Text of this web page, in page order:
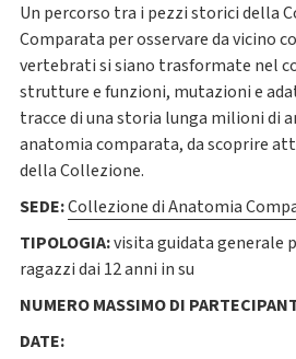
Un percorso tra i pezzi storici della
Comparata per osservare da vicino
vertebrati si siano trasformate nel
strutture e funzioni, mutazioni e
tracce di una storia lunga milioni di
anatomia comparata, da scoprire
della Collezione.
SEDE:Collezione di Anatomia
TIPOLOGIA:visita guidata generale
ragazzi dai 12 anni in su
NUMERO MASSIMO DI
DATE: